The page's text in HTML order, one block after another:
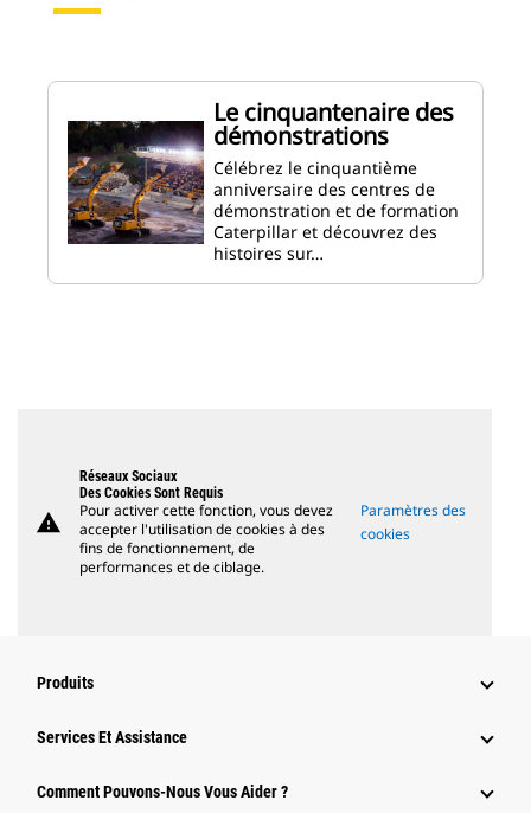
Le cinquantenaire des
démonstrations
Célébrez le cinquantième
anniversaire des centres de
démonstration et de formation
Caterpillar et découvrez des
histoires sur…
warning
Réseaux Sociaux
Des Cookies Sont Requis
Pour activer cette fonction, vous devez
accepter l'utilisation de cookies à des
fins de fonctionnement, de
performances et de ciblage.
Paramètres des
cookies
Produits
Services Et Assistance
Comment Pouvons-Nous Vous Aider ?